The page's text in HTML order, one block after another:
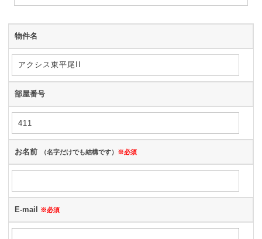
物件名
部屋番号
お名前 （名字だけでも結構です） ※必須
E-mail ※必須